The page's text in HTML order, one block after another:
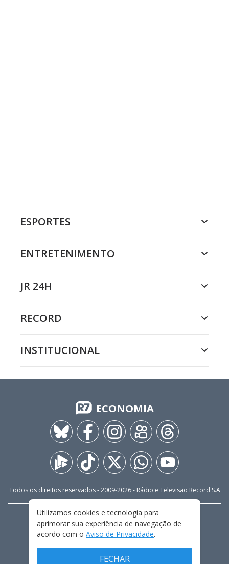
ESPORTES
ENTRETENIMENTO
JR 24H
RECORD
INSTITUCIONAL
ECONOMIA
Todos os direitos reservados - 2009-2026- Rádio e Televisão Record S.A
FALE CONOSCO
PRIVACIDADE
TERMOS E CONDIÇÕES DE USO
Utilizamos cookies e tecnologia para
aprimorar sua experiência de navegação de
acordo com o Aviso de Privacidade.
FECHAR